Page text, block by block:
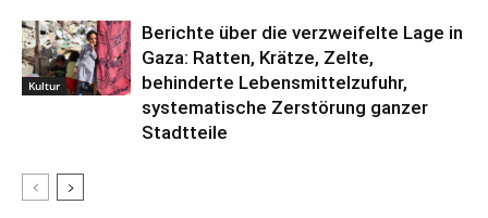
Kultur
Berichte über die verzweifelte Lage in
Gaza: Ratten, Krätze, Zelte,
behinderte Lebensmittelzufuhr,
systematische Zerstörung ganzer
Stadtteile